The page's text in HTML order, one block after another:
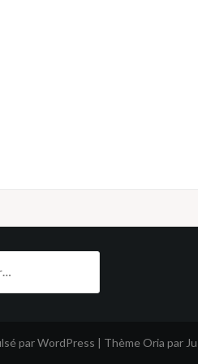
par WordPress | Thème Oria par